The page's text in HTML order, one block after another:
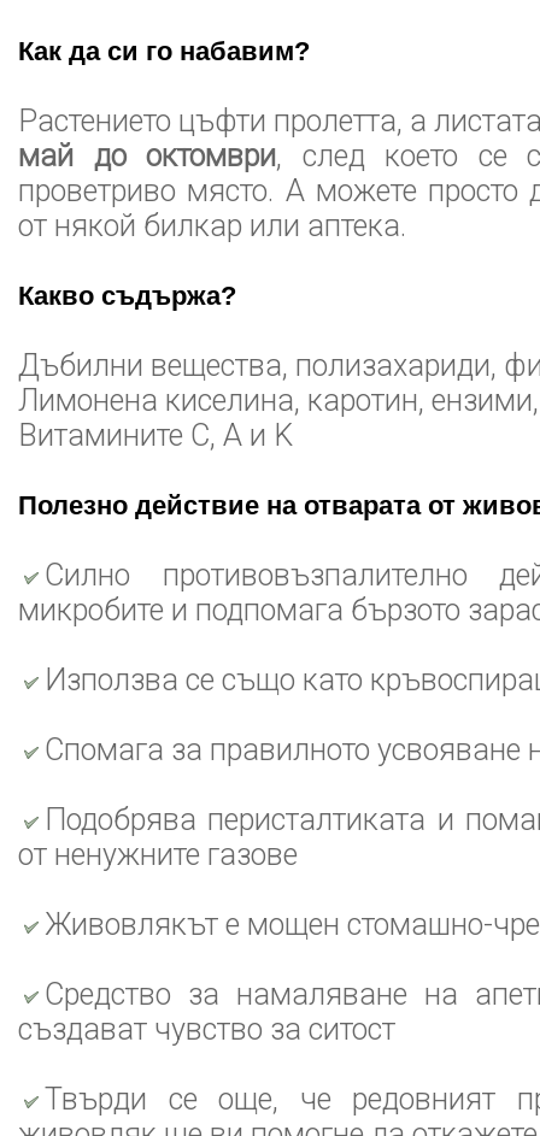
Как да си го набавим?
Растението цъфти пролетта, а
май до октомври, след което се
проветриво място. А можете просто
от някой билкар или аптека.
Какво съдържа?
Дъбилни вещества, полизахариди,
Лимонена киселина, каротин,
Витамините C, A и K
Полезно действие на отварата от
Силно противовъзпалително
микробите и подпомага бързото
Използва се също като
Спомага за правилното усвояване
Подобрява перисталтиката и
от ненужните газове
Живовлякът е мощен стомашно-
Средство за намаляване на
създават чувство за ситост
Твърди се още, че редовният